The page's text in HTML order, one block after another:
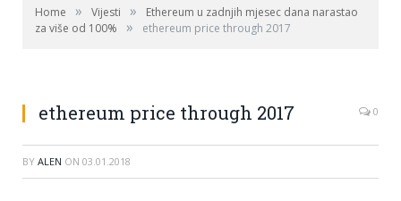
Home » Vijesti »
Ethereum u zadnjih mjesec dana narastao
za više od 100%
» ethereum price through 2017
ethereum price through 2017 0
BY ALEN ON 03.01.2018